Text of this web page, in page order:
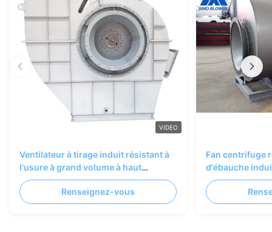
VIDEO
Ventilateur à tirage induit résistant à
l'usure à grand volume à haut
rendement pour systèmes de
chaudières industrielles
Renseignez-vous
Fan centrifuge
d'ébauche
poussière